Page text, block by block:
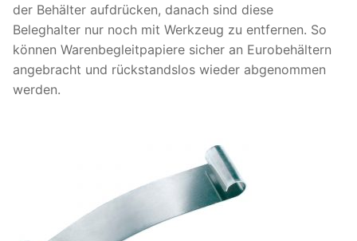
der Behälter aufdrücken, danach sind diese
Beleghalter nur noch mit Werkzeug zu entfernen. So
können Warenbegleitpapiere sicher an Eurobehältern
angebracht und rückstandslos wieder abgenommen
werden.